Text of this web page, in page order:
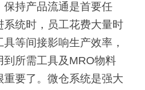
案
（精益生产和管理）
持产品流通是首要任
统时，员工花费大量时
等间接影响生产效率，
到所需工具及MRO物料
要了。微仓系统是强大